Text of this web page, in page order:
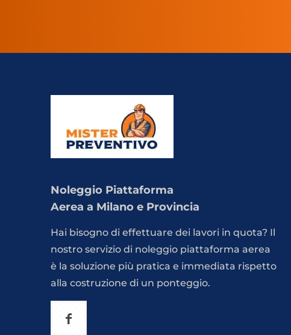
Noleggio Piattaforma
Aerea a Milano e Provincia
Hai bisogno di effettuare dei lavori in quota? Il
nostro servizio di noleggio piattaforma aerea
è la soluzione più pratica e immediata rispetto
alla costruzione di un ponteggio.